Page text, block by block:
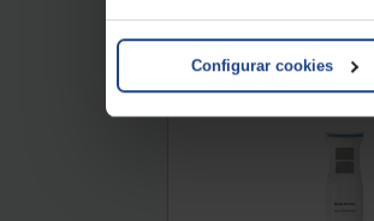
Configurar cookies